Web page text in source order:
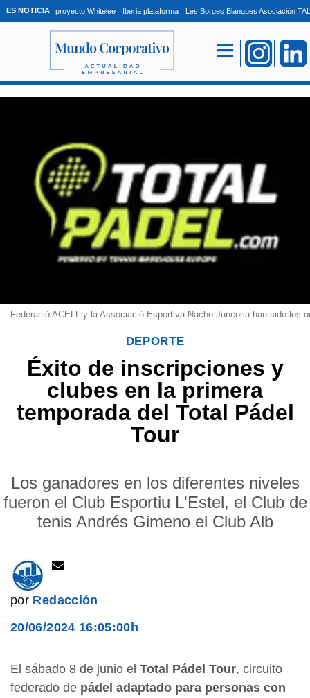
ES NOTICIA proyecto Whitelee Iberia plataforma Les Borges Blanques Asociación
Federació ACELL y la Associació Esportiva Nacho Juncosa han sido los
DEPORTE
Éxito de inscripciones y
clubes en la primera
temporada del Total Pádel
Tour
Los ganadores en los diferentes niveles
fueron el Club Esportiu L'Estel, el Club de
tenis Andrés Gimeno el Club Alb
por Redacción
20/06/2024 16:05:00h
El sábado 8 de junio el Total Pádel Tour, circuito
federado de pádel adaptado para personas con